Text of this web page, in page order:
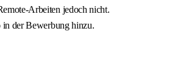
Arbeiten jedoch nicht.
der Bewerbung hinzu.